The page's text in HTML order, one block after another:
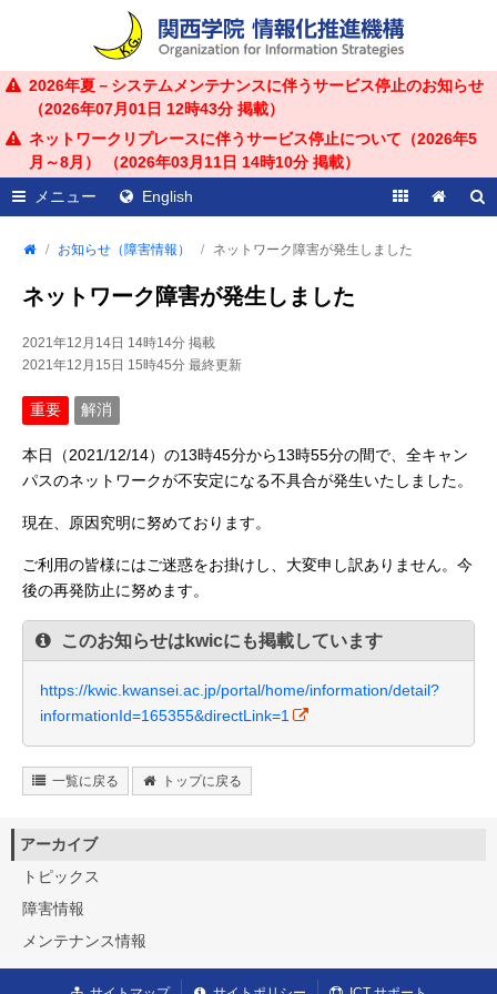
2026年夏－システムメンテナンスに伴うサービス停止のお知らせ
（2026年07月01日 12時43分 掲載）
ネットワークリプレースに伴うサービス停止について（2026年5
月～8月） （2026年03月11日 14時10分 掲載）
メニュー
English
お知らせ（障害情報） ネットワーク障害が発生しました
ネットワーク障害が発生しました
2021年12月14日 14時14分 掲載
2021年12月15日 15時45分 最終更新
重要 解消
本日（2021/12/14）の13時45分から13時55分の間で、全キャン
パスのネットワークが不安定になる不具合が発生いたしました。
現在、原因究明に努めております。
ご利用の皆様にはご迷惑をお掛けし、大変申し訳ありません。今
後の再発防止に努めます。
このお知らせはkwicにも掲載しています
https://kwic.kwansei.ac.jp/portal/home/information/detail?
informationId=165355&directLink=1
一覧に戻る トップに戻る
アーカイブ
トピックス
障害情報
メンテナンス情報